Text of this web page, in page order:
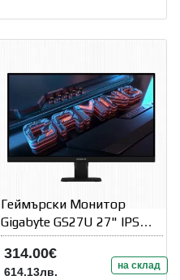
Геймърски Монитор
Gigabyte GS27U 27" IPS
UHD(3840x2160)
314.00€
614.13лв. на склад